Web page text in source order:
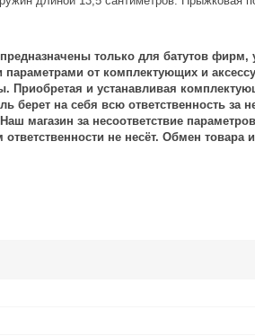
только для батутов фирм,
от комплектующих и
Приобретая и устанавливая
на себя всю ответственность за
магазин за несоответствие параметров
не несёт. Обмен товара